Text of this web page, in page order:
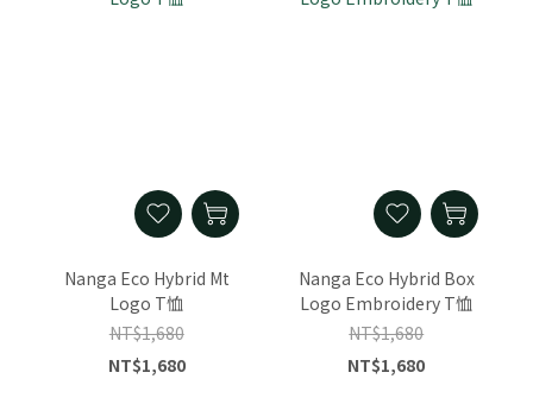
Nanga Eco Hybrid Mt
Logo T恤
NT$1,680
NT$1,680
Nanga Eco Hybrid Box
Logo Embroidery T恤
NT$1,680
NT$1,680